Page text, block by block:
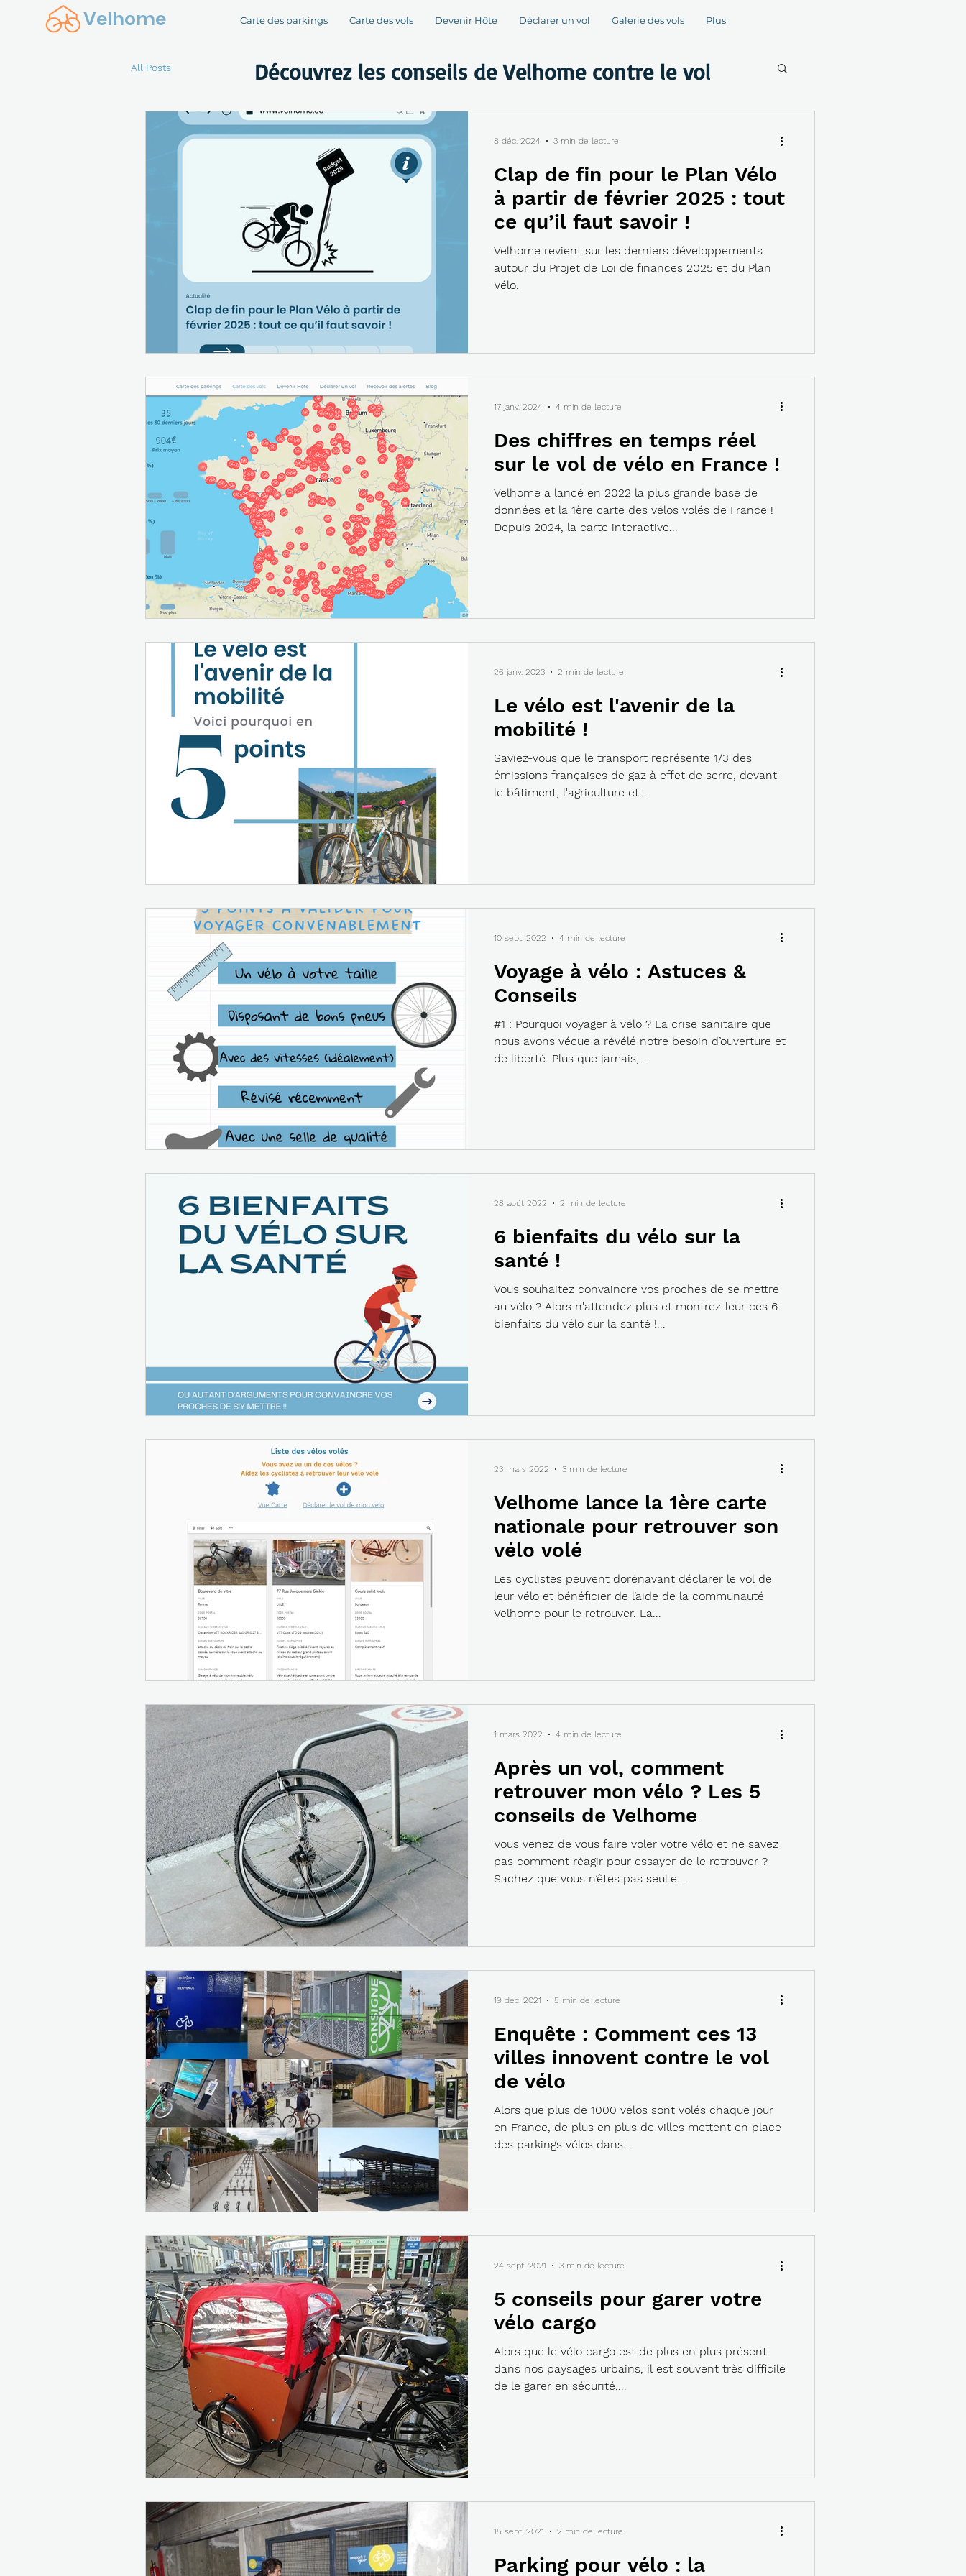
Carte des parkings Carte des vols Devenir Hôte Déclarer un vol Galerie des vols Plus
Velhome
All Posts
Clap de fin pour le Plan Vélo
à partir de février 2025 : tout
ce qu’il faut savoir !
Velhome revient sur les derniers développements
autour du Projet de Loi de finances 2025 et du Plan
Vélo.
8 déc. 2024 3 min de lecture
Des chiffres en temps réel
sur le vol de vélo en France !
Velhome a lancé en 2022 la plus grande base de
données et la 1ère carte des vélos volés de France !
Depuis 2024, la carte interactive...
17 janv. 2024 4 min de lecture
Le vélo est l'avenir de la
mobilité !
Saviez-vous que le transport représente 1/3 des
émissions françaises de gaz à effet de serre, devant
le bâtiment, l'agriculture et...
26 janv. 2023 2 min de lecture
Voyage à vélo : Astuces &
Conseils
#1 : Pourquoi voyager à vélo ? La crise sanitaire que
nous avons vécue a révélé notre besoin d’ouverture et
de liberté. Plus que jamais,...
10 sept. 2022 4 min de lecture
6 bienfaits du vélo sur la
santé !
Vous souhaitez convaincre vos proches de se mettre
au vélo ? Alors n'attendez plus et montrez-leur ces 6
bienfaits du vélo sur la santé !...
28 août 2022 2 min de lecture
Velhome lance la 1ère carte
nationale pour retrouver son
vélo volé
Les cyclistes peuvent dorénavant déclarer le vol de
leur vélo et bénéficier de l’aide de la communauté
Velhome pour le retrouver. La...
23 mars 2022 3 min de lecture
Après un vol, comment
retrouver mon vélo ? Les 5
conseils de Velhome
Vous venez de vous faire voler votre vélo et ne savez
pas comment réagir pour essayer de le retrouver ?
Sachez que vous n’êtes pas seul.e...
1 mars 2022 4 min de lecture
Enquête : Comment ces 13
villes innovent contre le vol
de vélo
Alors que plus de 1000 vélos sont volés chaque jour
en France, de plus en plus de villes mettent en place
des parkings vélos dans...
19 déc. 2021 5 min de lecture
5 conseils pour garer votre
vélo cargo
Alors que le vélo cargo est de plus en plus présent
dans nos paysages urbains, il est souvent très difficile
de le garer en sécurité,...
24 sept. 2021 3 min de lecture
Parking pour vélo : la
15 sept. 2021 2 min de lecture
Découvrez les conseils de Velhome contre le vol